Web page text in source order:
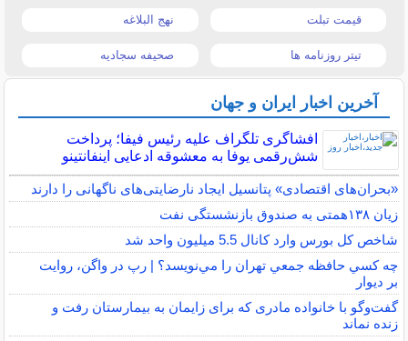
قیمت تبلت نهج البلاغه
تیتر روزنامه ها صحیفه سجادیه
آخرین اخبار ایران و جهان
افشاگری تلگراف علیه رئیس فیفا؛ پرداخت
شش‌رقمی یوفا به معشوقه ادعایی اینفانتینو
«بحران‌های اقتصادی» پتانسیل ایجاد نارضایتی‌های ناگهانی را دارند
زیان ۱۳۸همتی به صندوق بازنشستگی نفت
شاخص کل بورس وارد کانال 5.5 میلیون واحد شد
چه كسي حافظه جمعي تهران را مي‌نويسد؟ | رپ در واگن، روايت
بر ديوار
گفت‌وگو با خانواده مادری که برای زایمان به بیمارستان رفت و
زنده نماند